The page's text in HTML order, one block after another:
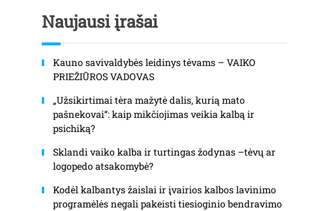
Naujausi įrašai
Kauno savivaldybės leidinys tėvams – VAIKO
PRIEŽIŪROS VADOVAS
„Užsikirtimai tėra mažytė dalis, kurią mato
pašnekovai“: kaip mikčiojimas veikia kalbą ir
psichiką?
Sklandi vaiko kalba ir turtingas žodynas –tėvų ar
logopedo atsakomybė?
Kodėl kalbantys žaislai ir įvairios kalbos lavinimo
programėlės negali pakeisti tiesioginio bendravimo